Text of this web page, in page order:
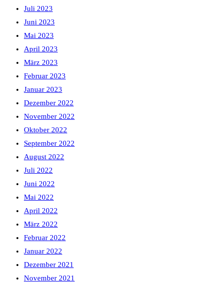
Juli 2023
Juni 2023
Mai 2023
April 2023
März 2023
Februar 2023
Januar 2023
Dezember 2022
November 2022
Oktober 2022
September 2022
August 2022
Juli 2022
Juni 2022
Mai 2022
April 2022
März 2022
Februar 2022
Januar 2022
Dezember 2021
November 2021